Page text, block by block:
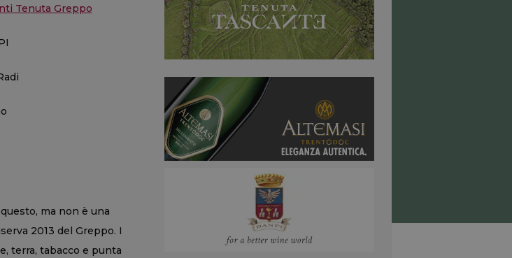
Tenuta Greppo
ma non è una
2013 del Greppo. I
terra, tabacco e punta